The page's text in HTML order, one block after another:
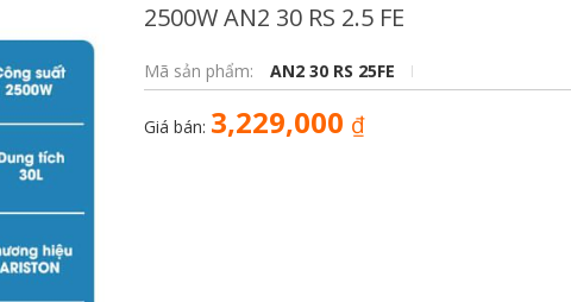
2500W AN2 30 RS 2.5 FE
Mã sản phẩm: AN2 30 RS 25FE
Giá bán: 3,229,000 ₫